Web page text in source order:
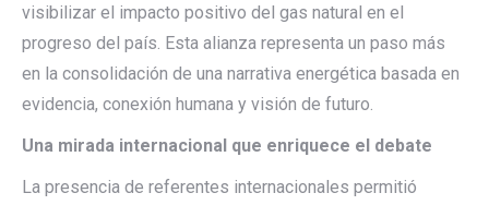
visibilizar el impacto positivo del gas natural en el
progreso del país. Esta alianza representa un paso más
en la consolidación de una narrativa energética basada en
evidencia, conexión humana y visión de futuro.
Una mirada internacional que enriquece el debate
La presencia de referentes internacionales permitió